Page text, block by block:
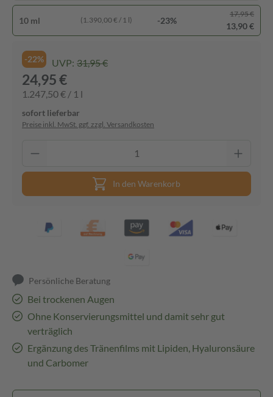
10 ml (1.390,00 € / 1 l) -23%
17,95 €
13,90 €
-22% UVP: 31,95 €
24,95 €
1.247,50 € / 1 l
sofort lieferbar
Preise inkl. MwSt. ggf. zzgl. Versandkosten
In den Warenkorb
Persönliche Beratung
Bei trockenen Augen
Ohne Konservierungsmittel und damit sehr gut
verträglich
Ergänzung des Tränenfilms mit Lipiden, Hyaluronsäure
und Carbomer